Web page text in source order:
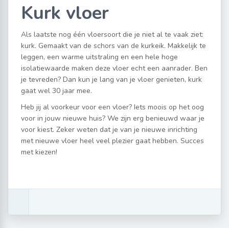
Kurk vloer
Als laatste nog één vloersoort die je niet al te vaak ziet:
kurk. Gemaakt van de schors van de kurkeik. Makkelijk te
leggen, een warme uitstraling en een hele hoge
isolatiewaarde maken deze vloer echt een aanrader. Ben
je tevreden? Dan kun je lang van je vloer genieten, kurk
gaat wel 30 jaar mee.
Heb jij al voorkeur voor een vloer? Iets moois op het oog
voor in jouw nieuwe huis? We zijn erg benieuwd waar je
voor kiest. Zeker weten dat je van je nieuwe inrichting
met nieuwe vloer heel veel plezier gaat hebben. Succes
met kiezen!